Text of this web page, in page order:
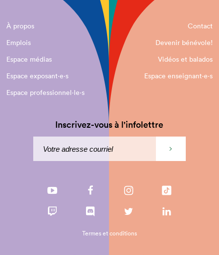
À propos
Contact
Emplois
Devenir bénévole!
Espace médias
Vidéos et balados
Espace exposant·e⋅s
Espace enseignant·e⋅s
Espace professionnel·le⋅s
Inscrivez-vous à l'infolettre
Termes et conditions